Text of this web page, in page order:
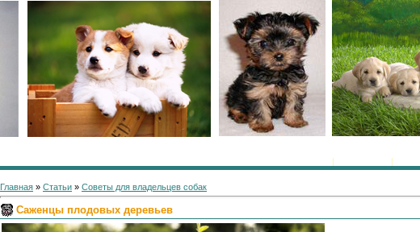
| |
Главная » Статьи » Советы для владельцев собак
Саженцы плодовых деревьев